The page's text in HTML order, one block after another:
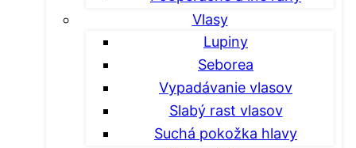
Vlasy
Lupiny
Seborea
Vypadávanie vlasov
Slabý rast vlasov
Suchá pokožka hlavy